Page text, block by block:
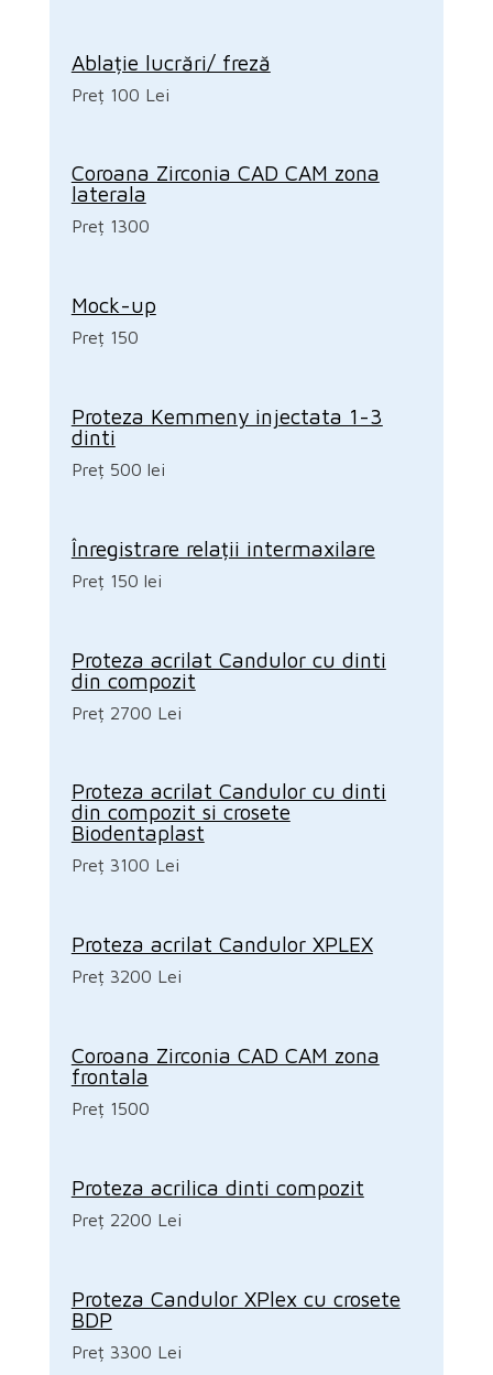
Ablație lucrări/ freză
Preț 100 Lei
Coroana Zirconia CAD CAM zona
laterala
Preț 1300
Mock-up
Preț 150
Proteza Kemmeny injectata 1-3
dinti
Preț 500 lei
Înregistrare relații intermaxilare
Preț 150 lei
Proteza acrilat Candulor cu dinti
din compozit
Preț 2700 Lei
Proteza acrilat Candulor cu dinti
din compozit si crosete
Biodentaplast
Preț 3100 Lei
Proteza acrilat Candulor XPLEX
Preț 3200 Lei
Coroana Zirconia CAD CAM zona
frontala
Preț 1500
Proteza acrilica dinti compozit
Preț 2200 Lei
Proteza Candulor XPlex cu crosete
BDP
Preț 3300 Lei